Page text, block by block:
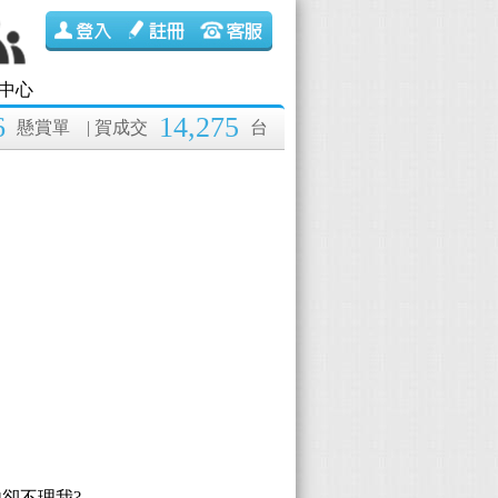
心
| 賀成交
14,275 台
懸賞單